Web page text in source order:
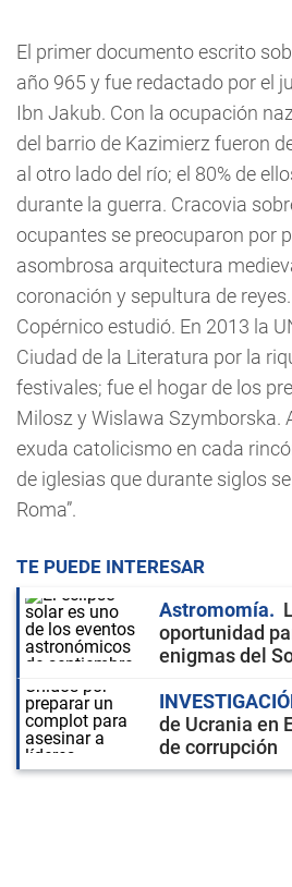
El primer documento escrito
año 965 y fue redactado por el
Ibn Jakub. Con la ocupación
del barrio de Kazimierz fueron
al otro lado del río; el 80% de
durante la guerra. Cracovia
ocupantes se preocuparon por
asombrosa arquitectura
coronación y sepultura de
Copérnico estudió. En 2013 la
Ciudad de la Literatura por la
festivales; fue el hogar de los
Milosz y Wislawa Szymborska.
exuda catolicismo en cada
de iglesias que durante siglos
Roma”.
TE PUEDE INTERESAR
Astromomía
oportunidad
enigmas del
de Ucrania en
de corrupción